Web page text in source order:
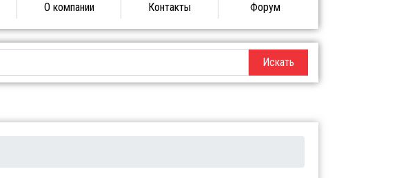
О компании Контакты Форум
Искать